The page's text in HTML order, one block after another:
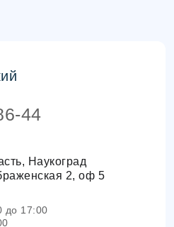
44
Наукоград
2, оф 5
до 17:00